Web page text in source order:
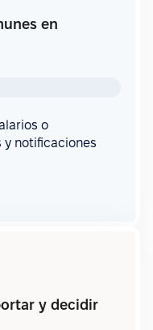
en
o
y notificaciones
y decidir